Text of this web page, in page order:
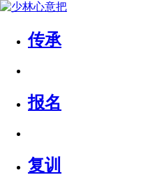
传承
报名
复训